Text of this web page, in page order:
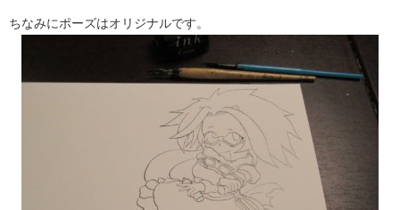
ちなみにポーズはオリジナルです。